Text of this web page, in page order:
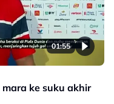
01:55
ke suku akhir